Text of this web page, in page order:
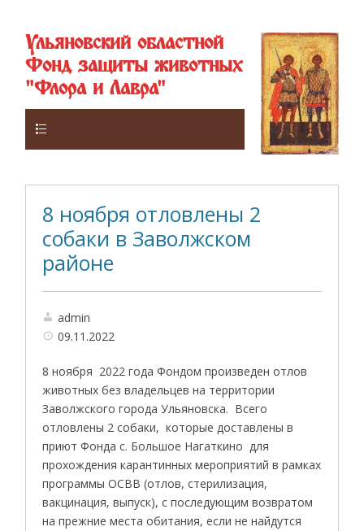
Ульяновский областной
Фонд защиты животных
"Флора и Лавра"
8 ноября отловлены 2
собаки в Заволжском
районе
admin
09.11.2022
8 ноября 2022 года Фондом произведен отлов
животных без владельцев на территории
Заволжского города Ульяновска. Всего
отловлены 2 собаки, которые доставлены в
приют Фонда с. Большое Нагаткино для
прохождения карантинных мероприятий в рамках
программы ОСВВ (отлов, стерилизация,
вакцинация, выпуск), с последующим возвратом
на прежние места обитания, если не найдутся